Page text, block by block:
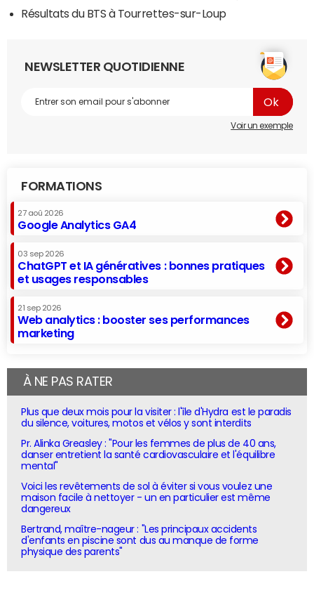
Résultats du BTS à Tourrettes-sur-Loup
NEWSLETTER QUOTIDIENNE
Voir un exemple
FORMATIONS
27 aoû 2026
Google Analytics GA4
03 sep 2026
ChatGPT et IA génératives : bonnes pratiques
et usages responsables
21 sep 2026
Web analytics : booster ses performances
marketing
À NE PAS RATER
Plus que deux mois pour la visiter : l'île d'Hydra est le paradis
du silence, voitures, motos et vélos y sont interdits
Pr. Alinka Greasley : "Pour les femmes de plus de 40 ans,
danser entretient la santé cardiovasculaire et l'équilibre
mental"
Voici les revêtements de sol à éviter si vous voulez une
maison facile à nettoyer - un en particulier est même
dangereux
Bertrand, maître-nageur : "Les principaux accidents
d'enfants en piscine sont dus au manque de forme
physique des parents"